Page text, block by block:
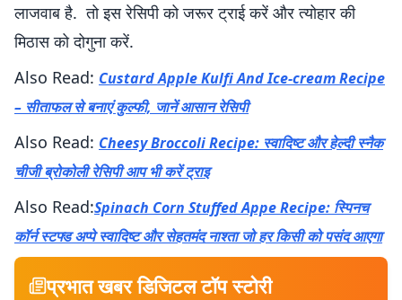
लाजवाब है. तो इस रेसिपी को जरूर ट्राई करें और त्योहार की
मिठास को दोगुना करें.
Also Read: Custard Apple Kulfi And Ice-cream Recipe
– सीताफल से बनाएं कुल्फी, जानें आसान रेसिपी
Also Read: Cheesy Broccoli Recipe: स्वादिष्ट और हेल्दी स्नैक
चीजी ब्रोकोली रेसिपी आप भी करें ट्राइ
Also Read:Spinach Corn Stuffed Appe Recipe: स्पिनच
कॉर्न स्टफ्ड अप्पे स्वादिष्ट और सेहतमंद नाश्ता जो हर किसी को पसंद आएगा
प्रभात खबर डिजिटल टॉप स्टोरी